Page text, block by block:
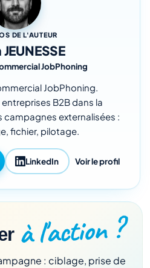
DE L'AUTEUR
JobPhoning
JobPhoning.
B2B dans la
externalisées :
fichier, pilotage.
LinkedIn Voir le profil
à l'action ?
: ciblage, prise de